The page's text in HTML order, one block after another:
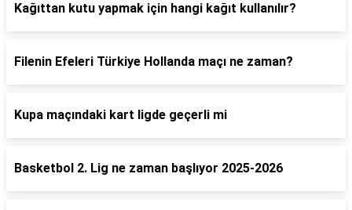
Kağıttan kutu yapmak için hangi kağıt kullanılır?
Filenin Efeleri Türkiye Hollanda maçı ne zaman?
Kupa maçındaki kart ligde geçerli mi
Basketbol 2. Lig ne zaman başlıyor 2025-2026